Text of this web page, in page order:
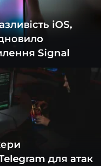
iOS,
Signal
для атак